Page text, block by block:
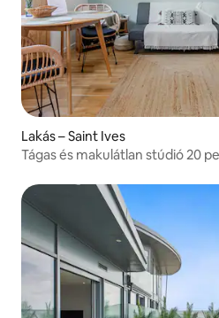
Lakás – Saint Ives
Tágas és makulátlan stúdió 20